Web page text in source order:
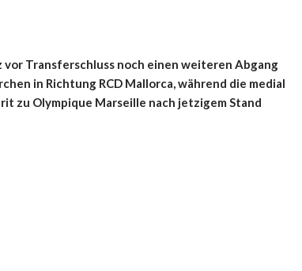
vor Transferschluss noch einen weiteren Abgang
in Richtung RCD Mallorca, während die medial
zu Olympique Marseille nach jetzigem Stand